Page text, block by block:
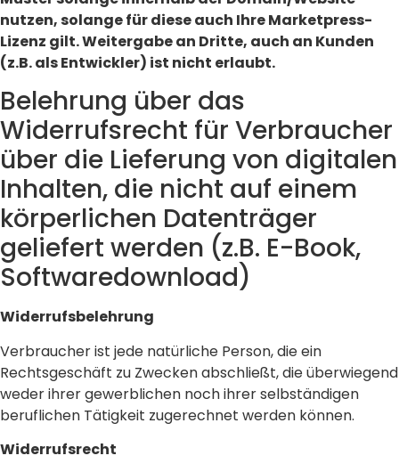
nutzen, solange für diese auch Ihre Marketpress-
Lizenz gilt. Weitergabe an Dritte, auch an Kunden
(z.B. als Entwickler) ist nicht erlaubt.
Belehrung über das
Widerrufsrecht für Verbraucher
über die Lieferung von digitalen
Inhalten, die nicht auf einem
körperlichen Datenträger
geliefert werden (z.B. E-Book,
Softwaredownload)
Widerrufsbelehrung
Verbraucher ist jede natürliche Person, die ein
Rechtsgeschäft zu Zwecken abschließt, die überwiegend
weder ihrer gewerblichen noch ihrer selbständigen
beruflichen Tätigkeit zugerechnet werden können.
Widerrufsrecht